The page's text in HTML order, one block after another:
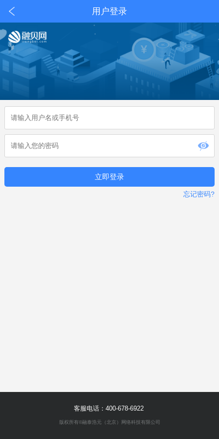
用户登录
立即登录
忘记密码?
客服电话：400-678-6922
版权所有©融泰浩元（北京）网络科技有限公司